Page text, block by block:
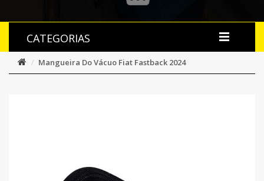
CATEGORIAS
Mangueira Do Vácuo Fiat Fastback 2024